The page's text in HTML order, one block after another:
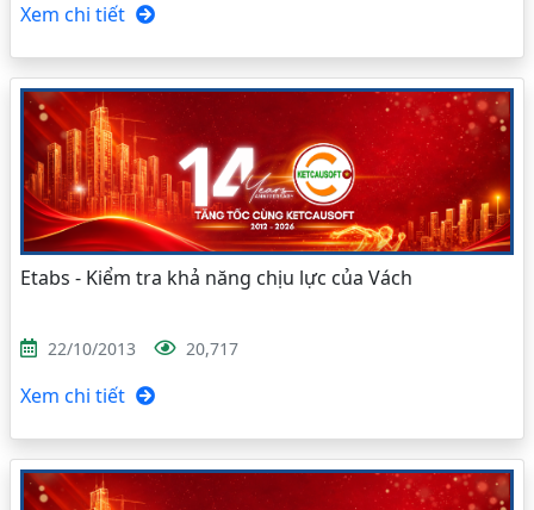
Xem chi tiết
Etabs - Kiểm tra khả năng chịu lực của Vách
22/10/2013 20,717
Xem chi tiết